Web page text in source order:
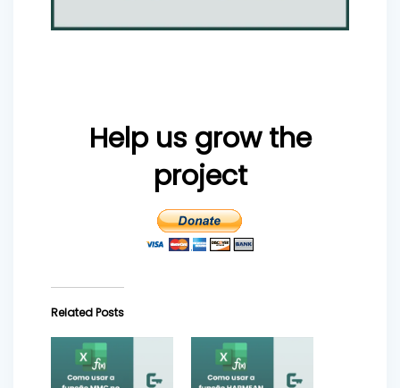
Help us grow the
project
Related Posts